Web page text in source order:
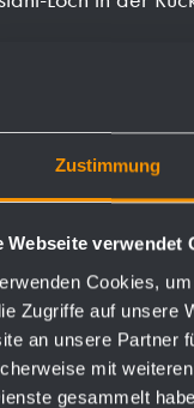
Zustimmung
Webseite verwendet
Cookies,
Zugriffe auf unsere
an unsere Partner
mit
gesammelt